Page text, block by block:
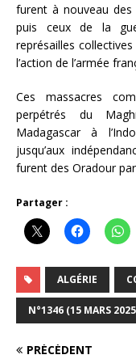
furent à nouveau des
puis ceux de la
représailles
l’action de l’armée
Ces massacres
perpétrés du
Madagascar à
jusqu’aux
furent des Oradour
Partager :
ALGÉRIE
N°1346 (15 MARS
PRÉCÉDENT